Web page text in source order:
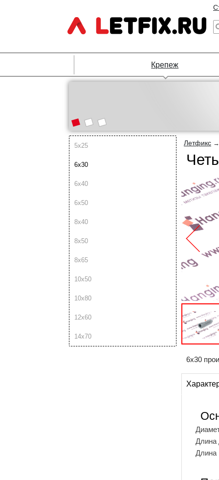
Крепеж
5х25
6х30
6х40
6х50
8х40
8х50
8х65
10х50
10х80
12х60
14х70
Летфикс
6х30
Длина
Длина